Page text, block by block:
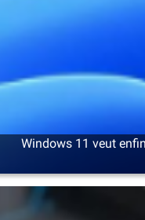
Windows 11 veut